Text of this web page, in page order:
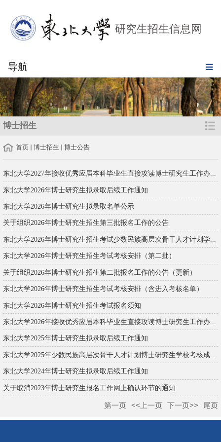
研究生招生信息网
导航
博士招生
首页 博士招生 博士公告
东北大学2027年接收优秀应届本科毕业生直接攻读博士研究生工作办...
东北大学2026年博士研究生拟录取后续工作通知
东北大学2026年博士研究生拟录取名单公示
关于组织2026年博士研究生招生第三批报名工作的公告
东北大学2026年博士研究生招生考试少数民族高层次骨干人才计划学...
东北大学2026年博士研究生招生考试考核安排（第二批）
关于组织2026年博士研究生招生第二批报名工作的公告（更新）
东北大学2026年博士研究生招生考试考核安排（含进入考核名单）
东北大学2026年博士研究生招生考试报名须知
东北大学2026年接收优秀应届本科毕业生直接攻读博士研究生工作办...
东北大学2025年博士研究生拟录取后续工作通知
东北大学2025年少数民族高层次骨干人才计划博士研究生学校考核成...
东北大学2024年博士研究生拟录取后续工作通知
关于取消2023年博士研究生报名工作网上确认环节的通知
第一页 <<上一页 下一页>> 尾页